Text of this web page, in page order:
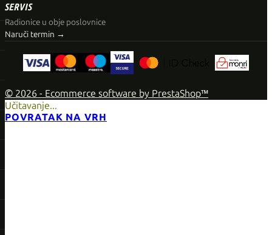
SERVIS
Radionice u obje poslovnice
Naruči termin →
© 2026 - Ecommerce software by PrestaShop™
Učitavanje...
POVRATAK NA VRH